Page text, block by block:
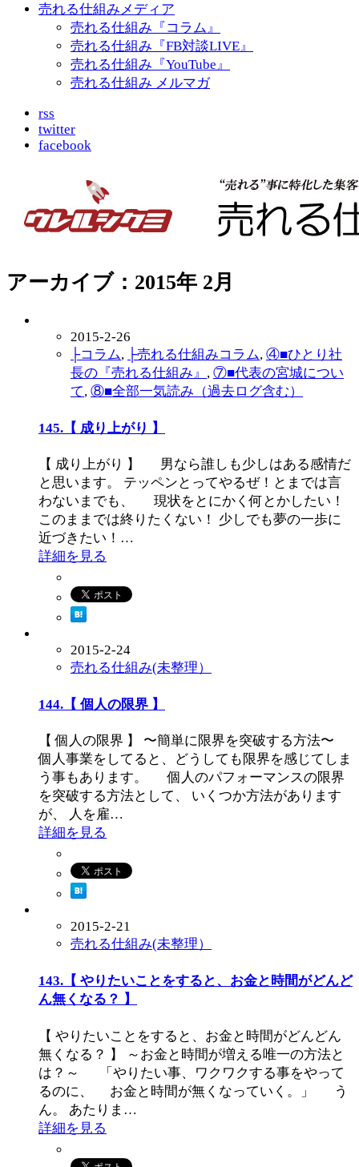
売れる仕組みメディア
売れる仕組み『コラム』
売れる仕組み『FB対談LIVE』
売れる仕組み『YouTube』
売れる仕組み メルマガ
rss
twitter
facebook
アーカイブ：2015年 2月
2015-2-26
├コラム, ├売れる仕組みコラム, ④■ひとり社
長の『売れる仕組み』 , ⑦■代表の宮城につい
て, ⑧■全部一気読み（過去ログ含む）
145.【 成り上がり 】
【 成り上がり 】 男なら誰しも少しはある感情だ
と思います。 テッペンとってやるぜ！とまでは言
わないまでも、 現状をとにかく何とかしたい！
このままでは終りたくない！ 少しでも夢の一歩に
近づきたい！…
詳細を見る
2015-2-24
売れる仕組み(未整理）
144.【 個人の限界 】
【 個人の限界 】 〜簡単に限界を突破する方法〜
個人事業をしてると、どうしても限界を感じてしま
う事もあります。 個人のパフォーマンスの限界
を突破する方法として、 いくつか方法があります
が、 人を雇…
詳細を見る
2015-2-21
売れる仕組み(未整理）
143.【 やりたいことをすると、お金と時間がどんど
ん無くなる？ 】
【 やりたいことをすると、お金と時間がどんどん
無くなる？ 】 ～お金と時間が増える唯一の方法と
は？～ 「やりたい事、ワクワクする事をやって
るのに、 お金と時間が無くなっていく。」 う
ん。 あたりま…
詳細を見る